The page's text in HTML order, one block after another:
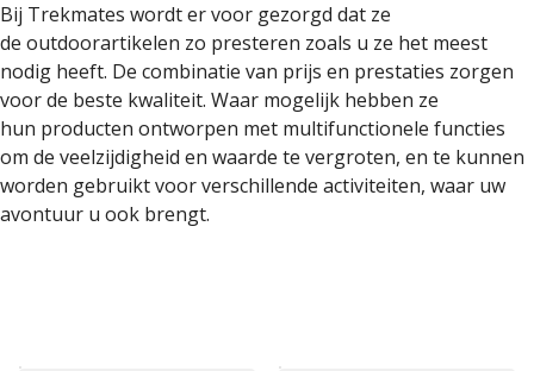
Bij Trekmates wordt er voor gezorgd dat ze
de outdoorartikelen zo presteren zoals u ze het meest
nodig heeft. De combinatie van prijs en prestaties zorgen
voor de beste kwaliteit. Waar mogelijk hebben ze
hun producten ontworpen met multifunctionele functies
om de veelzijdigheid en waarde te vergroten, en te kunnen
worden gebruikt voor verschillende activiteiten, waar uw
avontuur u ook brengt.